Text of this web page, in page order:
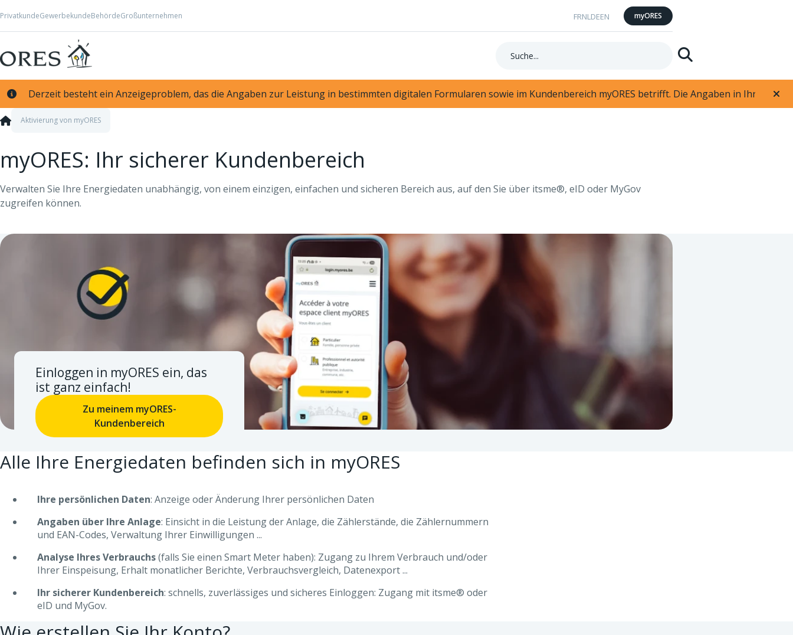
Suchen
PrivatkundeGewerbekundeBehördeGroßunternehmen FRNL DEEN myORES
Derzeit besteht ein Anzeigeproblem, das die Angaben zur Leistung in bestimmten digitalen Formularen sowie im Kundenbereich myORES betrifft. Die Angaben in Ihrem
myORES: Ihr sicherer Kundenbereich
Verwalten Sie Ihre Energiedaten unabhängig, von einem einzigen, einfachen und sicheren Bereich aus, auf den Sie über itsme®, eID oder MyGov
zugreifen können.
Aktivierung von myORES
Einloggen in myORES ein, das
ist ganz einfach!
Zu meinem myORES-
Kundenbereich
Alle Ihre Energiedaten befinden sich in myORES
Ihre persönlichen Daten: Anzeige oder Änderung Ihrer persönlichen Daten
Angaben über Ihre Anlage: Einsicht in die Leistung der Anlage, die Zählerstände, die Zählernummern
und EAN-Codes, Verwaltung Ihrer Einwilligungen ...
Analyse Ihres Verbrauchs(falls Sie einen Smart Meter haben): Zugang zu Ihrem Verbrauch und/oder
Ihrer Einspeisung, Erhalt monatlicher Berichte, Verbrauchsvergleich, Datenexport ...
Ihr sicherer Kundenbereich: schnells, zuverlässiges und sicheres Einloggen: Zugang mit itsme® oder
eID und MyGov.